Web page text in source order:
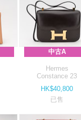
中古A
Hermes
Constance 23
HK$40,800
已售